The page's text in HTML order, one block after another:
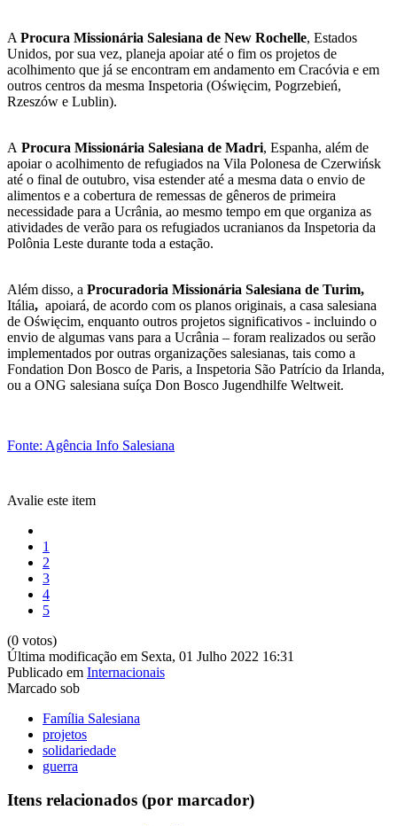
A Procura Missionária Salesiana de New Rochelle, Estados
Unidos, por sua vez, planeja apoiar até o fim os projetos de
acolhimento que já se encontram em andamento em Cracóvia e em
outros centros da mesma Inspetoria (Oświęcim, Pogrzebień,
Rzeszów e Lublin).
A Procura Missionária Salesiana de Madri, Espanha, além de
apoiar o acolhimento de refugiados na Vila Polonesa de Czerwińsk
até o final de outubro, visa estender até a mesma data o envio de
alimentos e a cobertura de remessas de gêneros de primeira
necessidade para a Ucrânia, ao mesmo tempo em que organiza as
atividades de verão para os refugiados ucranianos da Inspetoria da
Polônia Leste durante toda a estação.
Além disso, a Procuradoria Missionária Salesiana de Turim,
Itália, apoiará, de acordo com os planos originais, a casa salesiana
de Oświęcim, enquanto outros projetos significativos - incluindo o
envio de algumas vans para a Ucrânia – foram realizados ou serão
implementados por outras organizações salesianas, tais como a
Fondation Don Bosco de Paris, a Inspetoria São Patrício da Irlanda,
ou a ONG salesiana suíça Don Bosco Jugendhilfe Weltweit.
Fonte: Agência Info Salesiana
Avalie este item
1
2
3
4
5
(0 votos)
Última modificação em Sexta, 01 Julho 2022 16:31
Publicado em Internacionais
Marcado sob
Família Salesiana
projetos
solidariedade
guerra
Itens relacionados (por marcador)